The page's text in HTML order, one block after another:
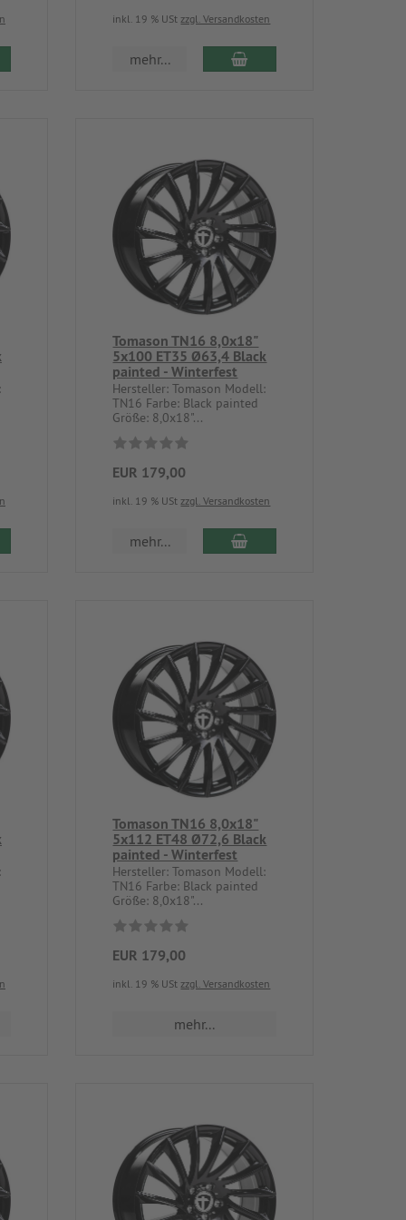
inkl. 19 % USt zzgl. Versandkosten
mehr...
Tomason TN16 8,0x18"
5x100 ET35 Ø63,4 Black
painted - Winterfest
Hersteller: Tomason Modell:
TN16 Farbe: Black painted
Größe: 8,0x18"...
EUR 179,00
inkl. 19 % UStzzgl. Versandkosten
mehr...
Tomason TN16 8,0x18"
5x112 ET48 Ø72,6 Black
painted - Winterfest
Hersteller: Tomason Modell:
TN16 Farbe: Black painted
Größe: 8,0x18"...
EUR 179,00
inkl. 19 % USt zzgl. Versandkosten
mehr...